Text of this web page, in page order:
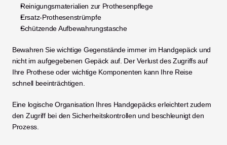
Reinigungsmaterialien zur Prothesenpflege
Ersatz-Prothesenstrümpfe
Schützende Aufbewahrungstasche
Bewahren Sie wichtige Gegenstände immer im Handgepäck und
nicht im aufgegebenen Gepäck auf. Der Verlust des Zugriffs auf
Ihre Prothese oder wichtige Komponenten kann Ihre Reise
schnell beeinträchtigen.
Eine logische Organisation Ihres Handgepäcks erleichtert zudem
den Zugriff bei den Sicherheitskontrollen und beschleunigt den
Prozess.